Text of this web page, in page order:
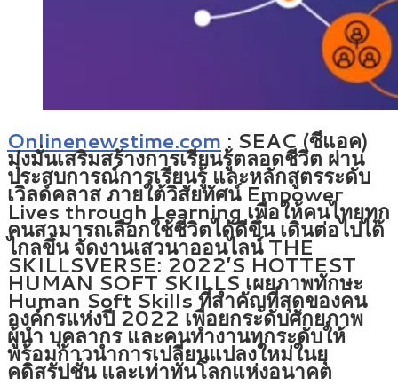
Onlinenewstime.com : SEAC (ซีแอค)
มุ่งมั่นเสริมสร้างการเรียนรู้ตลอดชีวิต ผ่าน
ประสบการณ์การเรียนรู้ และหลักสูตรระดับ
เวิลด์คลาส ภายใต้วิสัยทัศน์ Empower
Lives through Learning เพื่อให้คนไทยทุก
คนสามารถเลือกใช้ชีวิตได้ดีขึ้น เดินต่อไปได้
ไกลขึ้น จัดงานเสวนาออนไลน์ THE
SKILLSVERSE: 2022’S HOTTEST
HUMAN SOFT SKILLS เผยภาพทักษะ
Human Soft Skills ที่สำคัญที่สุดของคน
องค์กรแห่งปี 2022 เพื่อยกระดับศักยภาพ
ผู้นำ บุคลากร และคนทำงานทุกระดับให้
พร้อมก้าวนำการเปลี่ยนแปลงใหม่ในยุ
คดิสรัปชั่น และเท่าทันโลกแห่งอนาคต